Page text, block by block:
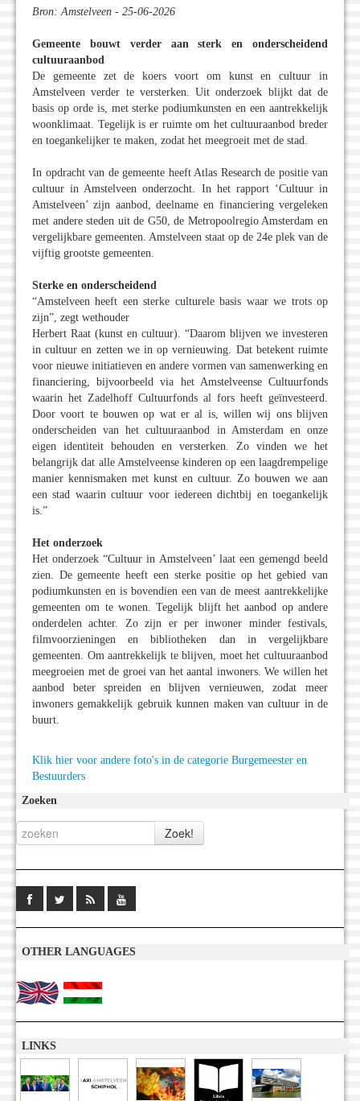
Bron: Amstelveen - 25-06-2026
Gemeente bouwt verder aan sterk en onderscheidend
cultuuraanbod
De gemeente zet de koers voort om kunst en cultuur in
Amstelveen verder te versterken. Uit onderzoek blijkt dat de
basis op orde is, met sterke podiumkunsten en een aantrekkelijk
woonklimaat. Tegelijk is er ruimte om het cultuuraanbod breder
en toegankelijker te maken, zodat het meegroeit met de stad.
In opdracht van de gemeente heeft Atlas Research de positie van
cultuur in Amstelveen onderzocht. In het rapport ‘Cultuur in
Amstelveen’ zijn aanbod, deelname en financiering vergeleken
met andere steden uit de G50, de Metropoolregio Amsterdam en
vergelijkbare gemeenten. Amstelveen staat op de 24e plek van de
vijftig grootste gemeenten.
Sterke en onderscheidend
“Amstelveen heeft een sterke culturele basis waar we trots op
zijn”, zegt wethouder
Herbert Raat (kunst en cultuur). “Daarom blijven we investeren
in cultuur en zetten we in op vernieuwing. Dat betekent ruimte
voor nieuwe initiatieven en andere vormen van samenwerking en
financiering, bijvoorbeeld via het Amstelveense Cultuurfonds
waarin het Zadelhoff Cultuurfonds al fors heeft geïnvesteerd.
Door voort te bouwen op wat er al is, willen wij ons blijven
onderscheiden van het cultuuraanbod in Amsterdam en onze
eigen identiteit behouden en versterken. Zo vinden we het
belangrijk dat alle Amstelveense kinderen op een laagdrempelige
manier kennismaken met kunst en cultuur. Zo bouwen we aan
een stad waarin cultuur voor iedereen dichtbij en toegankelijk
is.”
Het onderzoek
Het onderzoek “Cultuur in Amstelveen’ laat een gemengd beeld
zien. De gemeente heeft een sterke positie op het gebied van
podiumkunsten en is bovendien een van de meest aantrekkelijke
gemeenten om te wonen. Tegelijk blijft het aanbod op andere
onderdelen achter. Zo zijn er per inwoner minder festivals,
filmvoorzieningen en bibliotheken dan in vergelijkbare
gemeenten. Om aantrekkelijk te blijven, moet het cultuuraanbod
meegroeien met de groei van het aantal inwoners. We willen het
aanbod beter spreiden en blijven vernieuwen, zodat meer
inwoners gemakkelijk gebruik kunnen maken van cultuur in de
buurt.
Klik hier voor andere foto's in de categorie Burgemeester en
Bestuurders
Zoeken
OTHER LANGUAGES
LINKS